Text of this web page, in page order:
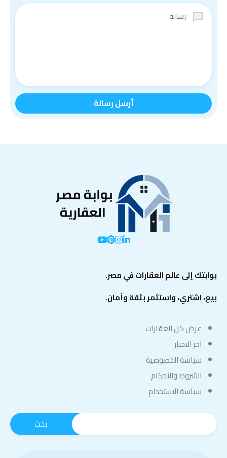
بوابتك إلى عالم العقارات في مصر.
بيع، اشتري، واستثمر بثقة وأمان.
عرض كل العقارات
اخر الاخبار
سياسة الخصوصية
الشروط والأحكام
سياسة الاستخدام